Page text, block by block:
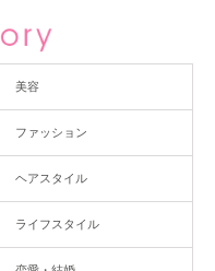
美容
ファッション
ヘアスタイル
ライフスタイル